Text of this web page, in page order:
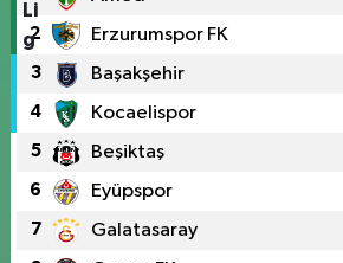
2 Erzurumspor FK
3 Başakşehir
4 Kocaelispor
5 Beşiktaş
6 Eyüpspor
7 Galatasaray